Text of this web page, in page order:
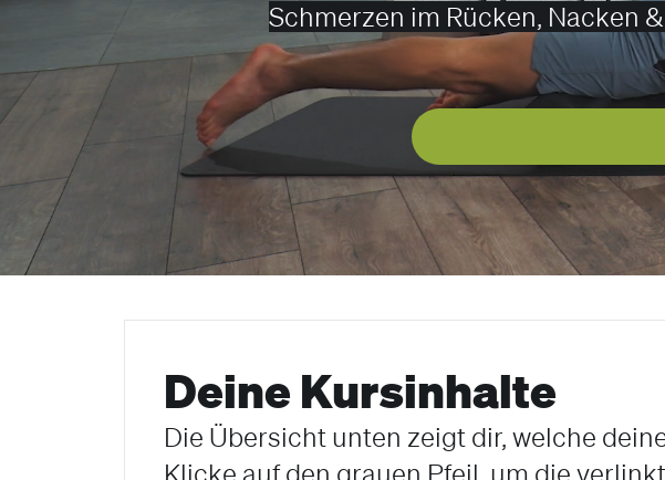
Schmerzen im Rücken, Nacken
Deine Kursinhalte
Die Übersicht unten zeigt dir, welche
Klicke auf den grauen Pfeil, um die